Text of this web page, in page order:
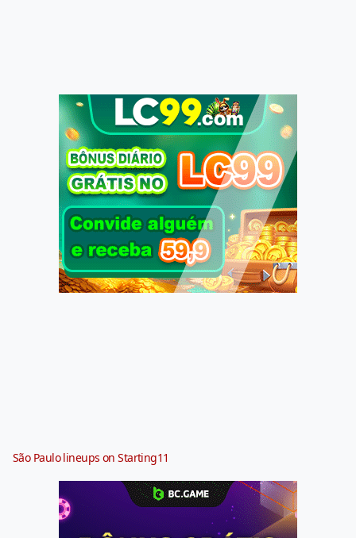
São Paulo lineups on Starting11